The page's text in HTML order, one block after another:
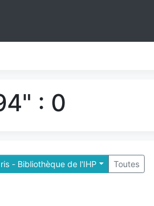
: 0
- Bibliothèque de l'IHP Toutes